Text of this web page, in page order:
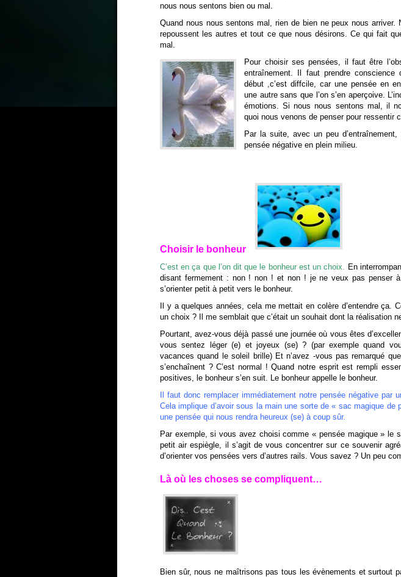
nous nous sentons bien ou mal.
Quand nous nous sentons mal, rien de bien ne peux nous arriver.
repoussent les autres et tout ce que nous désirons. Ce qui fait
mal.
Pour choisir ses pensées, il faut être
entraînement. Il faut prendre
début ,c’est diffcile, car une pensée en
une autre sans que l’on s’en aperçoive.
émotions. Si nous nous sentons mal, il
quoi nous venons de penser pour ressentir
Par la suite, avec un peu
pensée négative en plein milieu.
Choisir le bonheur
C’est en ça que l’on dit que le bonheur est un choix. En
disant fermement : non ! non ! et non ! je ne veux pas penser
s’orienter petit à petit vers le bonheur.
Il y a quelques années, cela me mettait en colère d’entendre ça.
un choix ? Il me semblait que c’était un souhait dont la réalisation
Pourtant, avez-vous déjà passé une journée où vous êtes
vous sentez léger (e) et joyeux (se) ? (par exemple quand
vacances quand le soleil brille) Et n’avez -vous pas remarqué
s’enchaînent ? C’est normal ! Quand notre esprit est rempli
positives, le bonheur s’en suit. Le bonheur appelle le bonheur.
Il faut donc remplacer immédiatement notre pensée négative par
Cela implique d’avoir sous la main une sorte de « sac magique de
une pensée qui nous rendra heureux (se) à coup sûr.
Par exemple, si vous avez choisi comme « pensée magique » le
petit air espiègle, il s’agit de vous concentrer sur ce souvenir
d’orienter vos pensées vers d’autres rails. Vous savez ? Un peu
Là où les choses se compliquent…
Bien sûr, nous ne maîtrisons pas tous les évènements et surtout